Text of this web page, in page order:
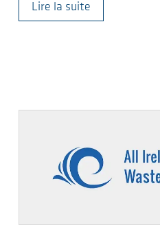
Lire la suite